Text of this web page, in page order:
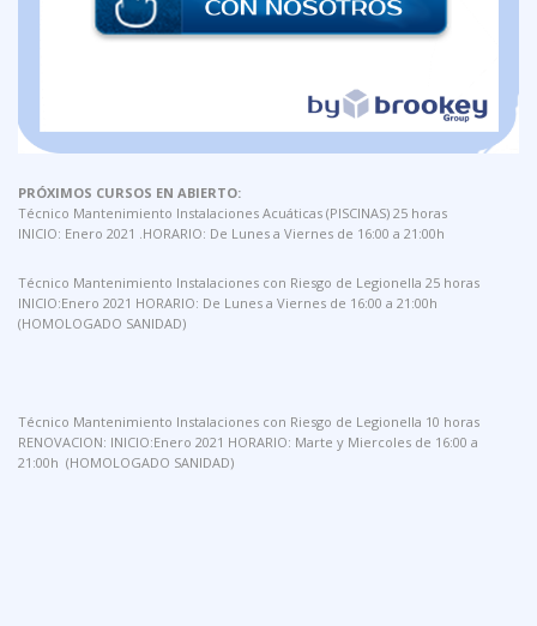
PRÓXIMOS CURSOS EN ABIERTO:
Técnico Mantenimiento Instalaciones Acuáticas (PISCINAS) 25 horas
INICIO: Enero 2021 .HORARIO: De Lunes a Viernes de 16:00 a 21:00h
Técnico Mantenimiento Instalaciones con Riesgo de Legionella 25 horas
INICIO:Enero 2021 HORARIO: De Lunes a Viernes de 16:00 a 21:00h
(HOMOLOGADO SANIDAD)
Técnico Mantenimiento Instalaciones con Riesgo de Legionella 10 horas
RENOVACION: INICIO:Enero 2021 HORARIO: Marte y Miercoles de 16:00 a
21:00h (HOMOLOGADO SANIDAD)